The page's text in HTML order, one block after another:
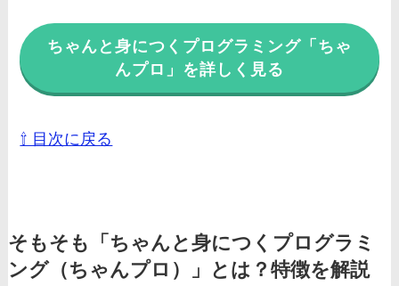
ちゃんと身につくプログラミング「ちゃ
んプロ」を詳しく見る
⇧ 目次に戻る
そもそも「ちゃんと身につくプログラミ
ング（ちゃんプロ）」とは？特徴を解説